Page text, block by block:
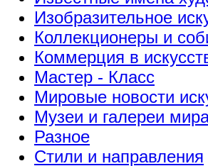
Изобразительное
Коллекционеры и
Коммерция в
Мастер - Класс
Мировые новости
Музеи и галереи
Разное
Стили и направления